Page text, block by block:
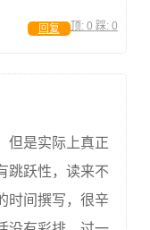
顶: 0 踩: 0
回复
但是实际上真正
跳跃性，读来不
时间撰写，很辛